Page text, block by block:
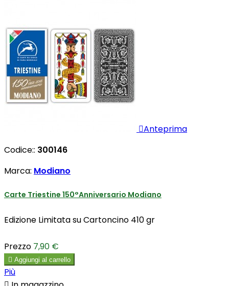
Anteprima
Codice:: 300146
Marca: Modiano
Carte Triestine 150°Anniversario Modiano
Edizione Limitata su Cartoncino 410 gr
Prezzo 7,90 €
 Aggiungi al carrello
Più